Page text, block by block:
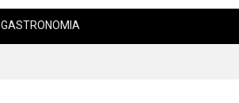
GASTRONOMIA